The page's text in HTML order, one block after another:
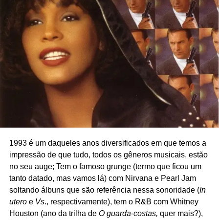
1993 é um daqueles anos diversificados em que temos a
impressão de que tudo, todos os gêneros musicais, estão
no seu auge; Tem o famoso grunge (termo que ficou um
tanto datado, mas vamos lá) com Nirvana e Pearl Jam
soltando álbuns que são referência nessa sonoridade (In
uteroeVs., respectivamente), tem o R&B com Whitney
Houston (ano da trilha de O guarda-costas, quer mais?),